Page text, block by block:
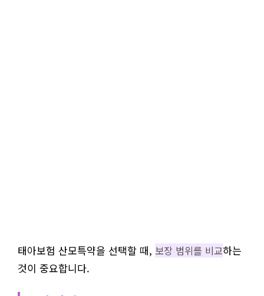
태아보험 산모특약을 선택할 때, 보장 범위를 비교하는
것이 중요합니다.